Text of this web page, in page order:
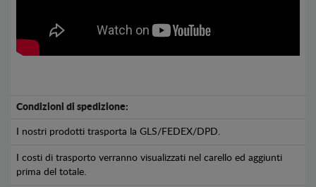
Condizioni di spedizione:
I nostri prodotti trasporta la GLS/FEDEX/DPD.
I costi di trasporto verranno visualizzati nel carello ed aggiunti
prima del totale.